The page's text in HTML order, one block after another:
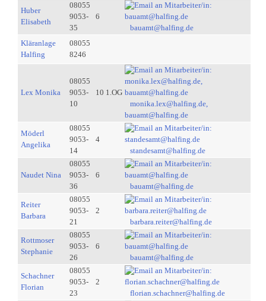
Huber
Elisabeth
08055
9053-
35
6
bauamt@halfing.de
Kläranlage
Halfing
08055
8246
Lex Monika
08055
9053-
10
10 1.OG
monika.lex@halfing.de,
bauamt@halfing.de
Möderl
Angelika
08055
9053-
14
4
standesamt@halfing.de
Naudet Nina
08055
9053-
36
6
bauamt@halfing.de
Reiter
Barbara
08055
9053-
21
2
barbara.reiter@halfing.de
Rottmoser
Stephanie
08055
9053-
26
6
bauamt@halfing.de
Schachner
Florian
08055
9053-
23
2
florian.schachner@halfing.de